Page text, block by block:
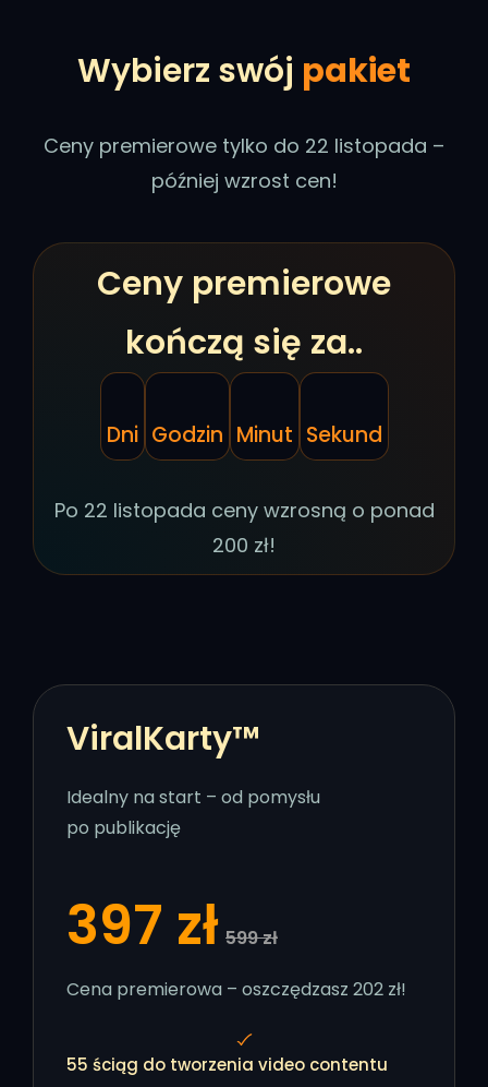
Wybierz swój pakiet
Ceny premierowe tylko do 22 listopada –
później wzrost cen!
Ceny premierowe
kończą się za..
Dni Godzin Minut Sekund
Po 22 listopada ceny wzrosną o ponad
200 zł!
ViralKarty™
Idealny na start – od pomysłu
po publikację
397 zł 599 zł
Cena premierowa – oszczędzasz 202 zł!
55 ściąg do tworzenia video contentu